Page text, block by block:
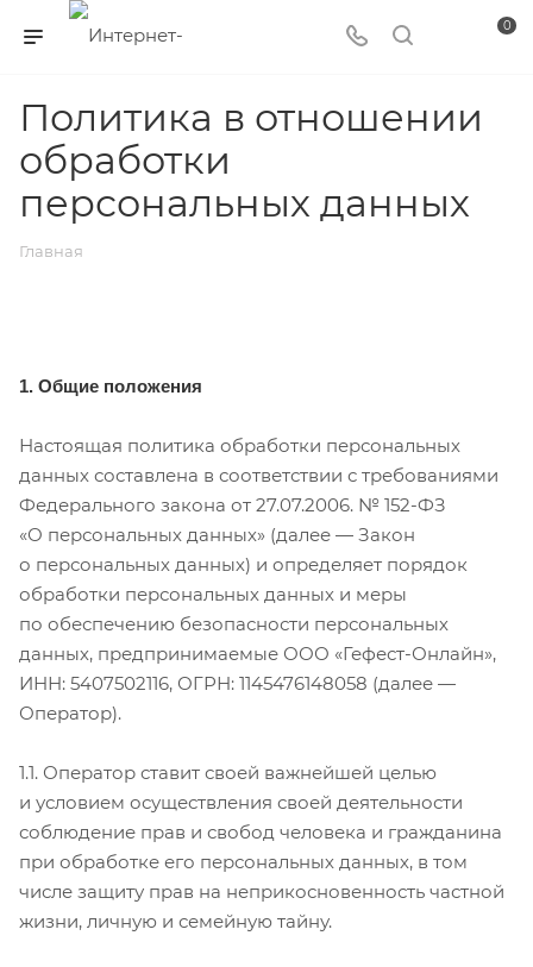
0
Политика в отношении
обработки
персональных данных
Главная
1. Общие положения
Настоящая политика обработки персональных
данных составлена в соответствии с требованиями
Федерального закона от 27.07.2006. № 152-ФЗ
«О персональных данных» (далее — Закон
о персональных данных) и определяет порядок
обработки персональных данных и меры
по обеспечению безопасности персональных
данных, предпринимаемые ООО «Гефест-Онлайн»,
ИНН: 5407502116, ОГРН: 1145476148058 (далее —
Оператор).
1.1. Оператор ставит своей важнейшей целью
и условием осуществления своей деятельности
соблюдение прав и свобод человека и гражданина
при обработке его персональных данных, в том
числе защиту прав на неприкосновенность частной
жизни, личную и семейную тайну.